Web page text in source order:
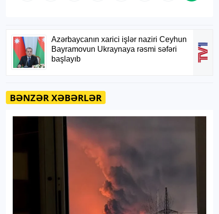
BƏNZƏR XƏBƏRLƏR